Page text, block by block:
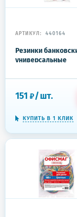
АРТИКУЛ: 440164
Резинки
универсальные
BRAUBERG 250 г,
цветные,
каучук, 440164
151 ₽/шт.
КУПИТЬ В 1 КЛИК